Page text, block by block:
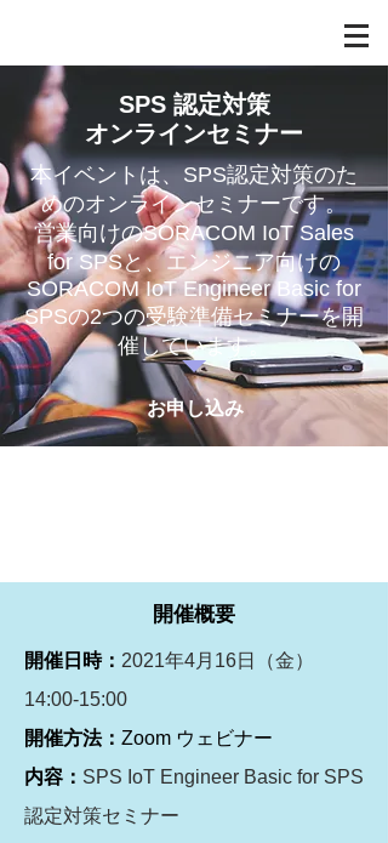
SPS 認定対策
​オンラインセミナー
本イベントは、SPS認定対策のた
めのオンラインセミナーです。
営業向けのSORACOM IoT Sales
for SPSと、エンジニア向けの
SORACOM IoT Engineer Basic for
SPS​の2つの受験準備セミナーを開
催しています。
お申し込み
開催概要
開催日時： ​​​2021年4月16日（金）
14:00-15:00
開催方法： Zoom ウェビナー
内容： SPS IoT Engineer Basic for SPS​
認定対策セミナー